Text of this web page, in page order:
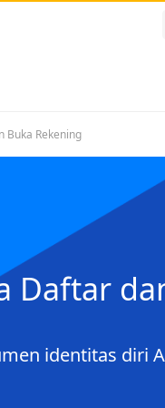
Buka Rekening
Daftar
identitas diri